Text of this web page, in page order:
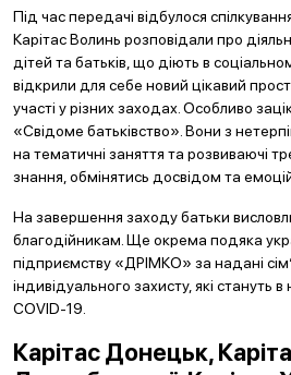
Під час передачі відбулося
Карітас Волинь розповідали про
дітей та батьків, що діють в
відкрили для себе новий цікавий
участі у різних заходах. Особливо
«Свідоме батьківство». Вони з
на тематичні заняття та розвиваючі
знання, обмінятись досвідом та
На завершення заходу батьки
благодійникам. Ще окрема подяка
підприємству «ДРІМКО» за надані
індивідуального захисту, які стануть в
COVID-19.
Карітас Донецьк,